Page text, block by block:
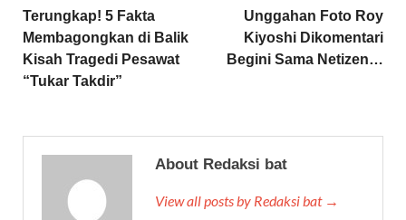
Terungkap! 5 Fakta
Membagongkan di Balik
Kisah Tragedi Pesawat
“Tukar Takdir”
Unggahan Foto Roy
Kiyoshi Dikomentari
Begini Sama Netizen…
About Redaksi bat
View all posts by Redaksi bat →